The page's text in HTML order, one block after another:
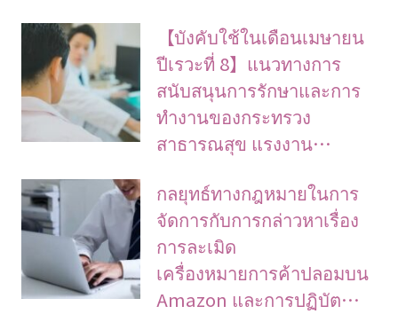
【บังคับใช้ในเดือนเมษายน
ปีเรวะที่ 8】แนวทางการ
สนับสนุนการรักษาและการ
ทำงานของกระทรวง
สาธารณสุข แรงงาน…
กลยุทธ์ทางกฎหมายในการ
จัดการกับการกล่าวหาเรื่อง
การละเมิด
เครื่องหมายการค้าปลอมบน
Amazon และการปฏิบัต…